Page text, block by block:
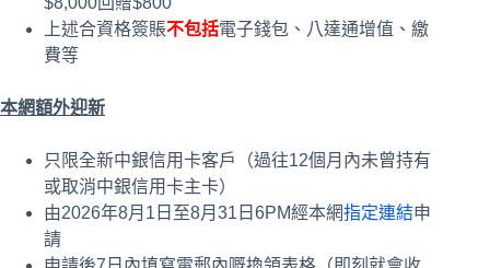
上述合資格簽賬不包括電子錢包、八達通增值、繳
費等
本網額外迎新
只限全新中銀信用卡客戶（過往12個月內未曾持有
或取消中銀信用卡主卡）
由2026年8月1日至8月31日6PM經本網指定連結申
請